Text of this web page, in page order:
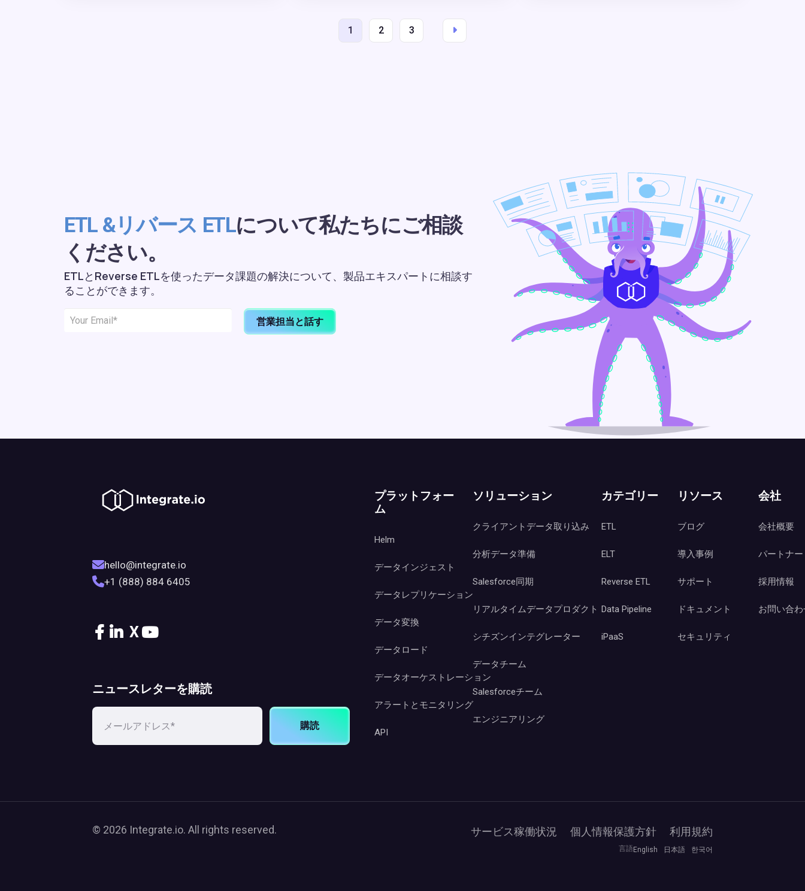
1 2 3
ETL &リバース ETLについて私たちにご相談
ください。
ETLとReverse ETLを使ったデータ課題の解決について、製品エキスパートに相談す
ることができます。
営業担当と話す
hello@integrate.io
+1 (888) 884 6405
X
ニュースレターを購読
購読
プラットフォー
ム
Helm
データインジェスト
データレプリケーション
データ変換
データロード
データオーケストレーション
アラートとモニタリング
API
ソリューション
クライアントデータ取り込み
分析データ準備
Salesforce同期
リアルタイムデータプロダクト
シチズンインテグレーター
データチーム
Salesforceチーム
エンジニアリング
カテゴリー
ETL
ELT
Reverse ETL
Data Pipeline
iPaaS
リソース
ブログ
導入事例
サポート
ドキュメント
セキュリティ
会社
会社概要
パートナー
採用情報
お問い合わ
© 2026 Integrate.io. All rights reserved. サービス稼働状況 個人情報保護方針 利用規約
言語 English 日本語 한국어